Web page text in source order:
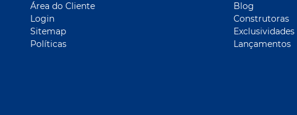
Área do Cliente
Login
Sitemap
Políticas
Blog
Construtoras
Exclusividades
Lançamentos